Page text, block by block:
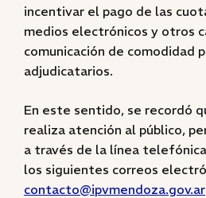
incentivar el pago de las
medios electrónicos y otros
comunicación de comodidad
adjudicatarios.
En este sentido, se recordó
realiza atención al público,
a través de la línea
los siguientes correos
contacto@ipvmendoza.gov.ar